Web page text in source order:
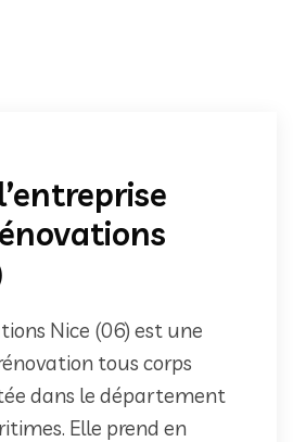
Nice (06) est une
tous corps
dans le département
Elle prend en